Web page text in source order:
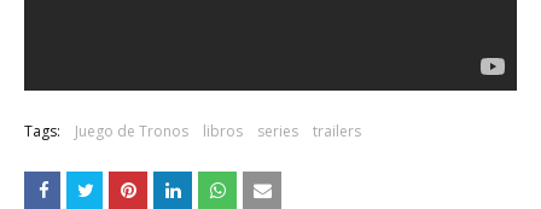
Tags: Juego de Tronos libros series trailers